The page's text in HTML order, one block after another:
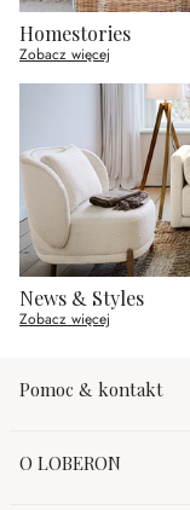
Homestories
Zobacz więcej
News & Styles
Zobacz więcej
Pomoc & kontakt
O LOBERON